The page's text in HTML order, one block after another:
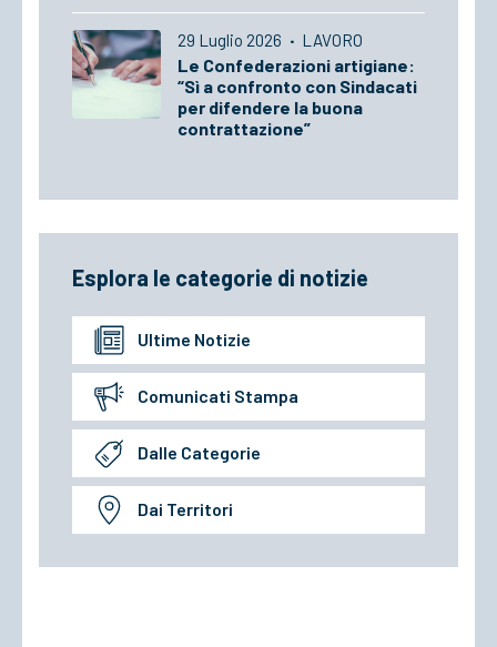
29 Luglio 2026 · LAVORO
Le Confederazioni artigiane:
“Sì a confronto con Sindacati
per difendere la buona
contrattazione”
Esplora le categorie di notizie
Ultime Notizie
Comunicati Stampa
Dalle Categorie
Dai Territori